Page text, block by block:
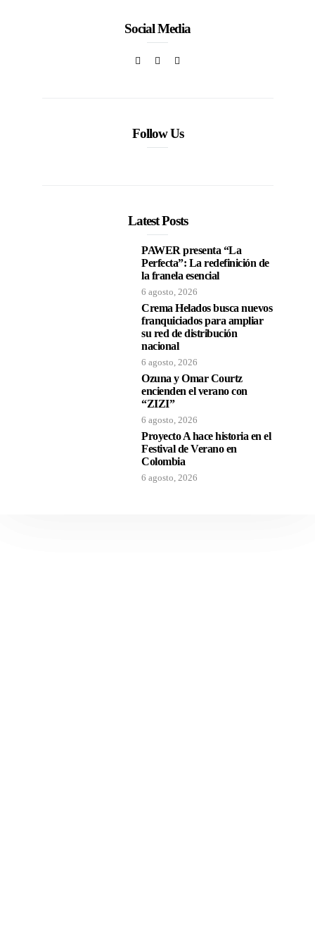
Social Media
Follow Us
Latest Posts
PAWER presenta “La
Perfecta”: La redefinición de
la franela esencial
6 agosto, 2026
Crema Helados busca nuevos
franquiciados para ampliar
su red de distribución
nacional
6 agosto, 2026
Ozuna y Omar Courtz
encienden el verano con
“ZIZI”
6 agosto, 2026
Proyecto A hace historia en el
Festival de Verano en
Colombia
6 agosto, 2026